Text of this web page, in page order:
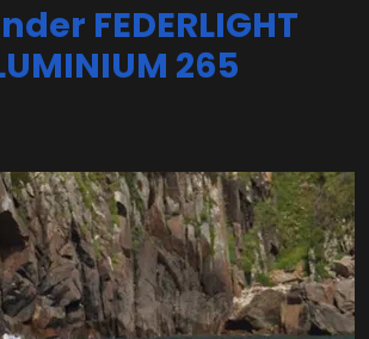
FEDERLIGHT
265